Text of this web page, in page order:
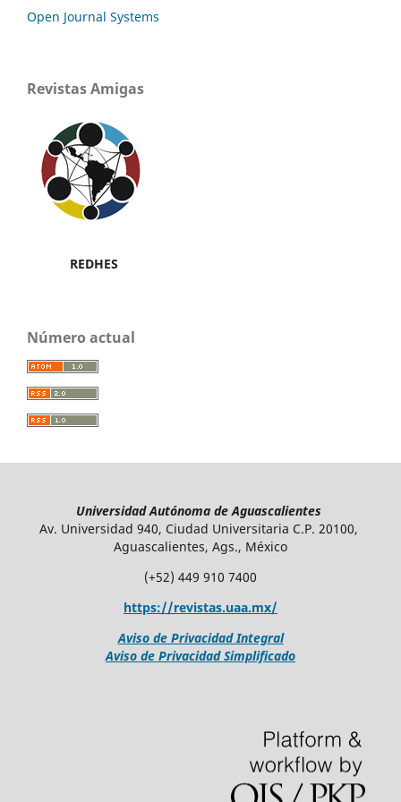
Open Journal Systems
Revistas Amigas
REDHES
Número actual
Universidad Autónoma de Aguascalientes
Av. Universidad 940, Ciudad Universitaria C.P. 20100,
Aguascalientes, Ags., México
(+52) 449 910 7400
https://revistas.uaa.mx/
Aviso de Privacidad Integral
Aviso de Privacidad Simplificado